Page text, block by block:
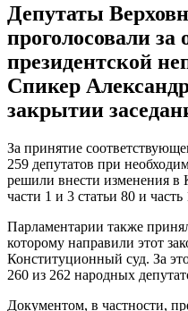
Депутаты
проголосовали за
президентской
Спикер
закрытии
За принятие
259 депутатов при
решили внести изменения в
части 1 и 3 статьи 80 и часть
Парламентарии также
которому направили этот
Конституционный суд. За
260 из 262 народных
Документом, в частности,